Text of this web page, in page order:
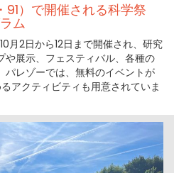
）で開催される科学祭
ム
月2日から12日まで開催され、研究
や展示、フェスティバル、各種の
パレゾーでは、無料のイベントが
アクティビティも用意されていま